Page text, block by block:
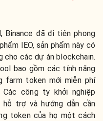
Binance đã đi tiên phong
IEO, sản phẩm này có
cho các dự án blockchain.
bao gồm các tính năng
farm token mới miễn phí
công ty khởi nghiệp
trợ và hướng dẫn cần
token của họ một cách